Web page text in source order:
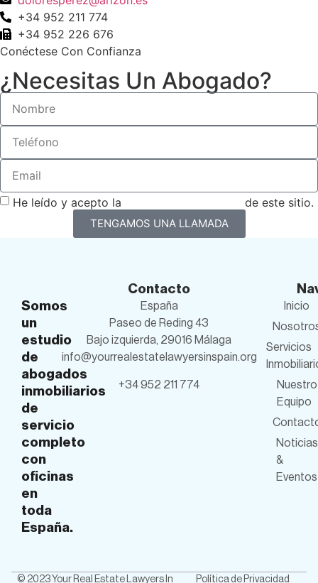
+34 952 211 774
+34 952 226 676
Conéctese Con Confianza
¿Necesitas Un Abogado?
He leído y acepto la de este sitio.
TENGAMOS UNA LLAMADA
Somos
un
estudio
de
abogados
inmobiliarios
de
servicio
completo
con
oficinas
en
toda
España.
Contacto
España
Paseo de Reding 43
Bajo izquierda, 29016 Málaga
info@yourrealestatelawyersinspain.org
+34 952 211 774
Inicio
Servicios
Nuestro
Equipo
Noticias
&
Eventos
© 2023 Your Real Estate Lawyers In Política de Privacidad